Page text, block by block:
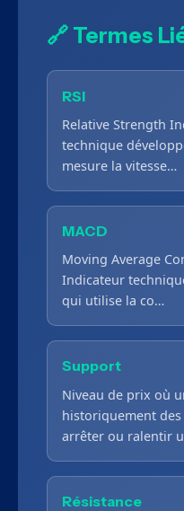
🔗 Termes
RSI
Relative Strength
technique
mesure la vitesse…
MACD
Moving Average
Indicateur
qui utilise la co…
Support
Niveau de prix où
historiquement
arrêter ou ralentir
Résistance